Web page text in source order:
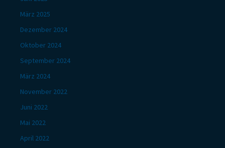
März 2025
Dezember 2024
Oktober 2024
September 2024
März 2024
November 2022
Juni 2022
Mai 2022
April 2022